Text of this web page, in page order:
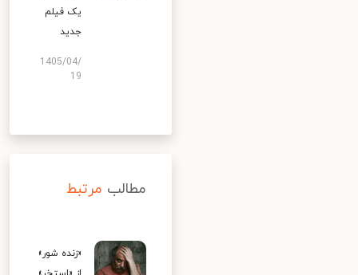
یک فیلم
جدید
1405/04/
19
مطالب مرتبط
«زنده شور»